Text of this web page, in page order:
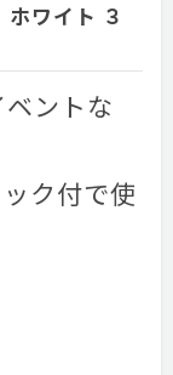
ワイト ３
ントな
ク付で使